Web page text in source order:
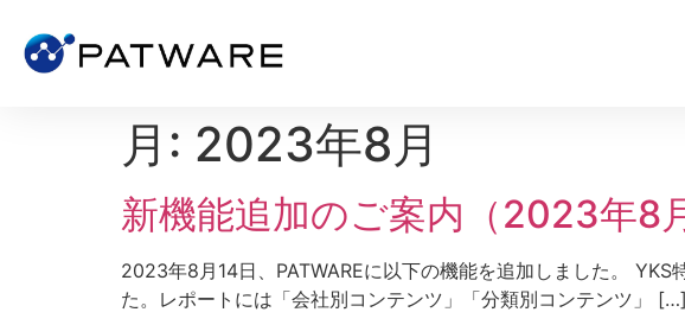
月: 2023年8月
新機能追加のご案内（2023年8
2023年8月14日、PATWAREに以下の機能を追加しました。
た。レポートには「会社別コンテンツ」「分類別コンテンツ」 […]